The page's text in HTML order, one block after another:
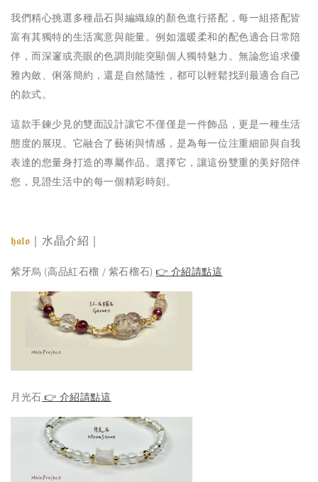
我們精心挑選多種晶石與編織線的顏色進行搭配，每一組搭配皆
富有其獨特的生活寓意與能量。例如溫暖柔和的配色適合日常陪
伴，而深邃或亮眼的色調則能突顯個人獨特魅力。無論您追求優
雅內斂、俐落簡約，還是自然隨性，都可以輕鬆找到最適合自己
的款式。
這款手鍊少見的雙面設計讓它不僅僅是一件飾品，更是一種生活
態度的展現。它融合了藝術與情感，是為每一位注重細節與自我
表達的您量身打造的專屬作品。選擇它，讓這份雙重的美好陪伴
您，見證生活中的每一個精彩時刻。
𝖍𝖆𝖑𝖔 ｜水晶介紹｜
紫牙烏 (高品紅石榴 / 紫石榴石)👉 介紹請點這
月光石 👉 介紹請點這